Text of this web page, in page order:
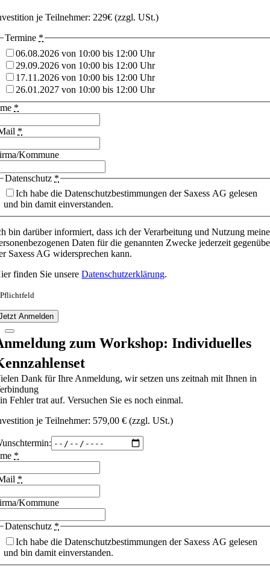
je Teilnehmer: 229€ (zzgl. USt.)
Termine *
06.08.2026 von 10:00 bis 12:00 Uhr
29.09.2026 von 10:00 bis 12:00 Uhr
17.11.2026 von 10:00 bis 12:00 Uhr
26.01.2027 von 10:00 bis 12:00 Uhr
*
*
Kommune
Datenschutz *
Ich habe die Datenschutzbestimmungen der Saxess AG gelesen
und bin damit einverstanden.
bin darüber informiert, dass ich der Verarbeitung und Nutzung
Daten für die genannten Zwecke jederzeit
Saxess AG widersprechen kann.
finden Sie unsereDatenschutzerklärung.
Anmelden
zum Workshop: Individuelles
Dank für Ihre Anmeldung, wir setzen uns zeitnah mit Ihnen in
Fehler trat auf. Versuchen Sie es noch einmal.
je Teilnehmer: 579,00 € (zzgl. USt.)
*
*
Kommune
Datenschutz *
Ich habe die Datenschutzbestimmungen der Saxess AG gelesen
und bin damit einverstanden.